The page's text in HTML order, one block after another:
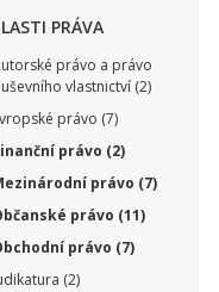
PRÁVA
právo a právo
vlastnictví (2)
právo (7)
právo (2)
právo (7)
právo (11)
právo (7)
(2)